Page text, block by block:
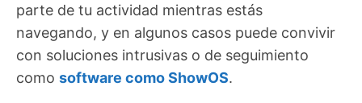
parte de tu actividad mientras estás
navegando, y en algunos casos puede convivir
con soluciones intrusivas o de seguimiento
como software como ShowOS.